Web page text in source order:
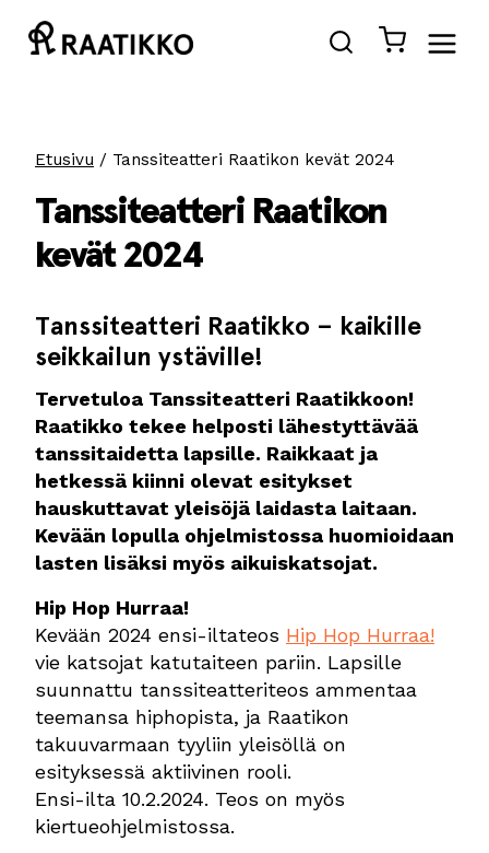
sisältöön
Etusivu / Tanssiteatteri Raatikon kevät 2024
Tanssiteatteri Raatikon
kevät 2024
Tanssiteatteri Raatikko – kaikille
seikkailun ystäville!
Tervetuloa Tanssiteatteri Raatikkoon!
Raatikko tekee helposti lähestyttävää
tanssitaidetta lapsille. Raikkaat ja
hetkessä kiinni olevat esitykset
hauskuttavat yleisöjä laidasta laitaan.
Kevään lopulla ohjelmistossa huomioidaan
lasten lisäksi myös aikuiskatsojat.
Hip Hop Hurraa!
Kevään 2024 ensi-iltateos Hip Hop Hurraa!
vie katsojat katutaiteen pariin. Lapsille
suunnattu tanssiteatteriteos ammentaa
teemansa hiphopista, ja Raatikon
takuuvarmaan tyyliin yleisöllä on
esityksessä aktiivinen rooli.
Ensi-ilta 10.2.2024. Teos on myös
kiertueohjelmistossa.